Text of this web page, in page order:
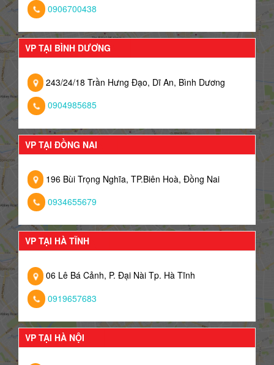
0906700438
VP TẠI BÌNH DƯƠNG
243/24/18 Trần Hưng Đạo, Dĩ An, Bình Dương
0904985685
VP TẠI ĐỒNG NAI
196 Bùi Trọng Nghĩa, TP.Biên Hoà, Đồng Nai
0934655679
VP TẠI HÀ TĨNH
06 Lê Bá Cảnh, P. Đại Nài Tp. Hà Tĩnh
0919657683
VP TẠI HÀ NỘI